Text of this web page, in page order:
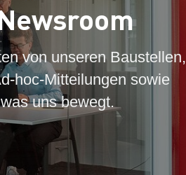
von unseren Baustellen,
hoc-Mitteilungen sowie
uns bewegt.